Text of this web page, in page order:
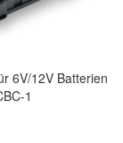
6V/12V Batterien
1